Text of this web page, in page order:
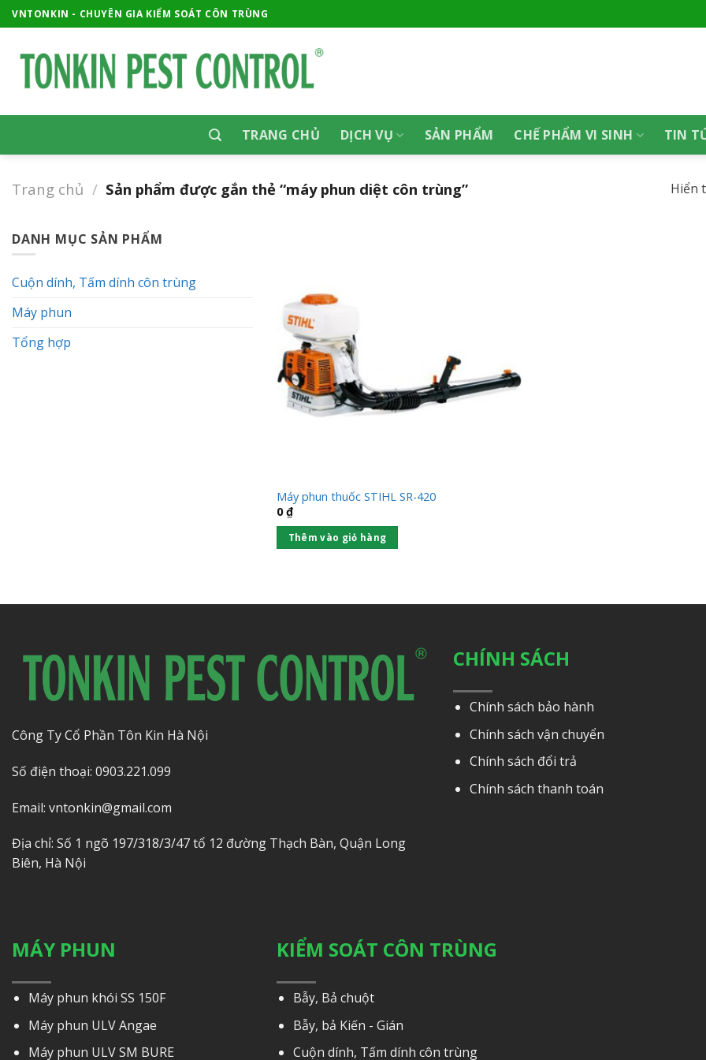
Skip
to
VNTONKIN - CHUYÊN GIA KIỂM SOÁT CÔN TRÙNG
TRANG CHỦ DỊCH VỤ SẢN PHẨM CHẾ PHẨM VI SINH TIN
Trang chủ / Sản phẩm được gắn thẻ “máy phun diệt côn trùng” Hiển
DANH MỤC SẢN PHẨM
Cuộn dính, Tấm dính côn trùng
Máy phun
Tổng hợp
Máy phun thuốc STIHL SR-420
0₫
Thêm vào giỏ hàng
Công Ty Cổ Phần Tôn Kin Hà Nội
Số điện thoại: 0903.221.099
Email: vntonkin@gmail.com
Địa chỉ: Số 1 ngõ 197/318/3/47 tổ 12 đường Thạch Bàn, Quận Long
Biên, Hà Nội
CHÍNH SÁCH
Chính sách bảo hành
Chính sách vận chuyển
Chính sách đổi trả
Chính sách thanh toán
MÁY PHUN
Máy phun khói SS 150F
Máy phun ULV Angae
Máy phun ULV SM BURE
KIỂM SOÁT CÔN TRÙNG
Bẫy, Bả chuột
Bẫy, bả Kiến - Gián
Cuộn dính, Tấm dính côn trùng